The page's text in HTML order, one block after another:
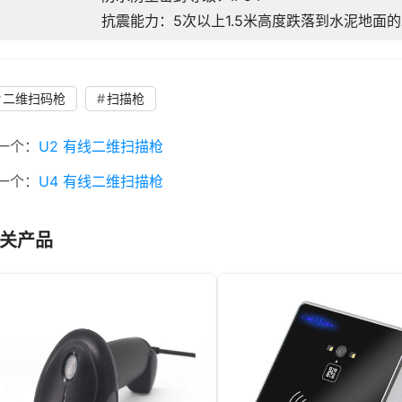
抗震能力：5次以上1.5米高度跌落到水泥地面
二维扫码枪 扫描枪
个： U2 有线二维扫描枪
个： U4 有线二维扫描枪
产品